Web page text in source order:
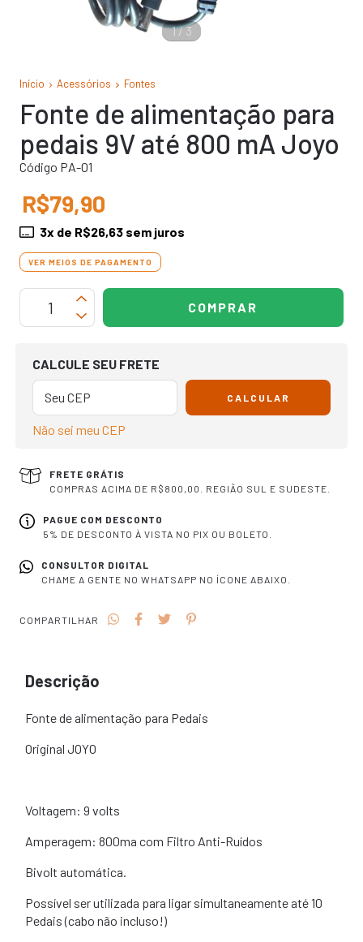
1/3
Início Acessórios Fontes
Fonte de alimentação para
pedais 9V até 800 mA Joyo
Código PA-01
R$79,90
3x de R$26,63 sem juros
VER MEIOS DE PAGAMENTO
OPÇÕES DE FRETE
CALCULE SEU FRETE
CALCULAR
Não sei meu CEP
FRETE GRÁTIS
COMPRAS ACIMA DE R$800,00. REGIÃO SUL E SUDESTE.
PAGUE COM DESCONTO
5% DE DESCONTO À VISTA NO PIX OU BOLETO.
CONSULTOR DIGITAL
CHAME A GENTE NO WHATSAPP NO ÍCONE ABAIXO.
COMPARTILHAR
Descrição
Fonte de alimentação para Pedais
Original JOYO
Voltagem: 9 volts
Amperagem: 800ma com Filtro Anti-Ruídos
Bivolt automática.
Possível ser utilizada para ligar simultaneamente até 10
Pedais (cabo não incluso!)